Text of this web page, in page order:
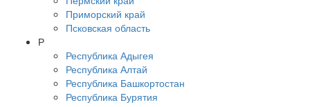
Приморский край
Псковская область
Р
Республика Адыгея
Республика Алтай
Республика Башкортостан
Республика Бурятия